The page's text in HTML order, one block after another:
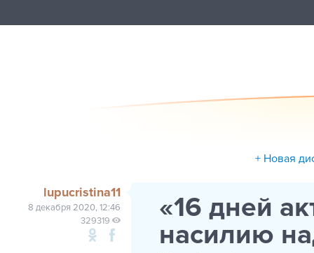
+ Новая
lupucristina11
8 декабря 2020, 12:46
329319
«16 дней
насилию